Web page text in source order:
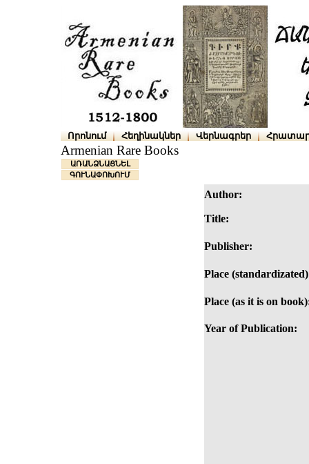
Որոնում Հեղինակներ Վերնագրեր
Armenian Rare Books
ԱՌԱՆՁՆԱՑՆԵԼ
ԳՈՒՆԱՓՈԽՈՒՄ
Author:
Title:
Publisher:
Place
Place (as it is on
Year of Publication: